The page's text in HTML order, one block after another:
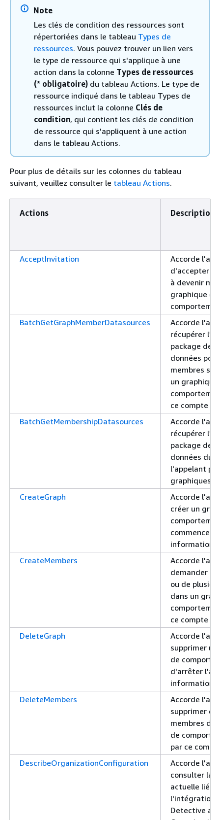
Note
Les clés de condition des ressources sont
répertoriées dans le tableau Types de
ressources. Vous pouvez trouver un lien vers
le type de ressource qui s'applique à une
action dans la colonne Types de ressources
(* obligatoire) du tableau Actions. Le type de
ressource indiqué dans le tableau Types de
ressources inclut la colonne Clés de
condition, qui contient les clés de condition
de ressource qui s'appliquent à une action
dans le tableau Actions.
Pour plus de détails sur les colonnes du tableau
suivant, veuillez consulter le tableau Actions.
Actions Description
AcceptInvitation
Accorde
d'accepter
à devenir
graphique de
BatchGetGraphMemberDatasources
Accorde
récupérer
package de
données
membres
un graphique
ce compte
BatchGetMembershipDatasources
Accorde
récupérer
package de
données du
l'appelant
graphiques
CreateGraph
Accorde
créer un
commencer
informations
CreateMembers
Accorde
demander
ou de
dans un
ce compte
DeleteGraph
Accorde
supprimer
de
d'arrêter
informations
DeleteMembers
Accorde
supprimer
membres
de
par ce
DescribeOrganizationConfiguration
Accorde
consulter la
actuelle liée à
l'intégration
Detective